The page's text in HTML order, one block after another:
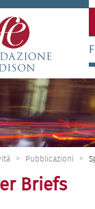
Pubblicazioni
Briefs